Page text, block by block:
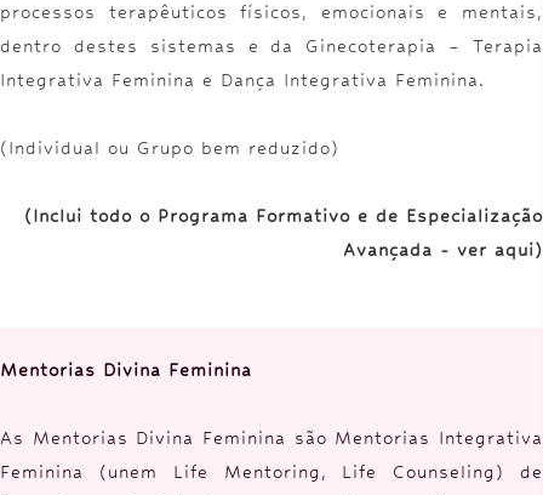
processos terapêuticos físicos, emocionais e mentais,
dentro destes sistemas e da Ginecoterapia – Terapia
Integrativa Feminina e Dança Integrativa Feminina.
(Individual ou Grupo bem reduzido)
(Inclui todo o Programa Formativo e de Especialização
Avançada - ver aqui)
Mentorias Divina Feminina
As Mentorias Divina Feminina são Mentorias Integrativa
Feminina (unem Life Mentoring, Life Counseling) de